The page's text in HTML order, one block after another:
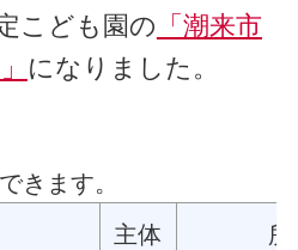
こども園の 「潮来市
になりました。
きます。
主体